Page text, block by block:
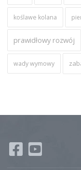
koślawe kolana
prawidłowy rozwój
wady wymowy